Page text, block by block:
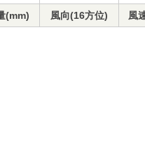
(mm) 風向(16方位) 風